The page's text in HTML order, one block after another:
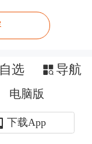
国的国债水
债之后，一
们的财政情
围绕本地的
天发愁怎么
自选 导航
电脑版
下载App